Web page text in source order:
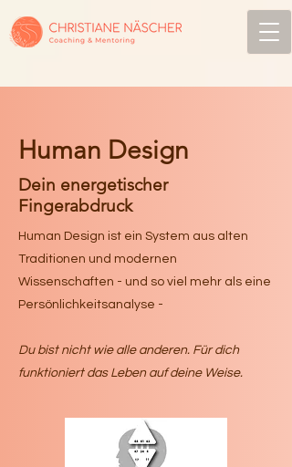
Human Design
Dein energetischer
Fingerabdruck
Human Design ist ein System aus alten
Traditionen und modernen
Wissenschaften - und so viel mehr als eine
Persönlichkeitsanalyse -
Du bist nicht wie alle anderen. Für dich
funktioniert das Leben auf deine Weise.